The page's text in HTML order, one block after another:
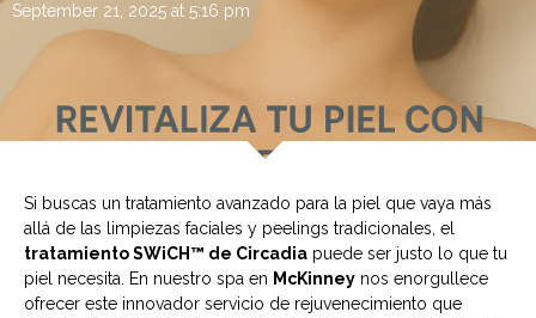
September 21, 2025 at 5:16 pm
Si buscas un tratamiento avanzado para la piel que vaya más
allá de las limpiezas faciales y peelings tradicionales, el
tratamiento SWiCH™ de Circadia puede ser justo lo que tu
piel necesita. En nuestro spa en McKinney nos enorgullece
ofrecer este innovador servicio de rejuvenecimiento que